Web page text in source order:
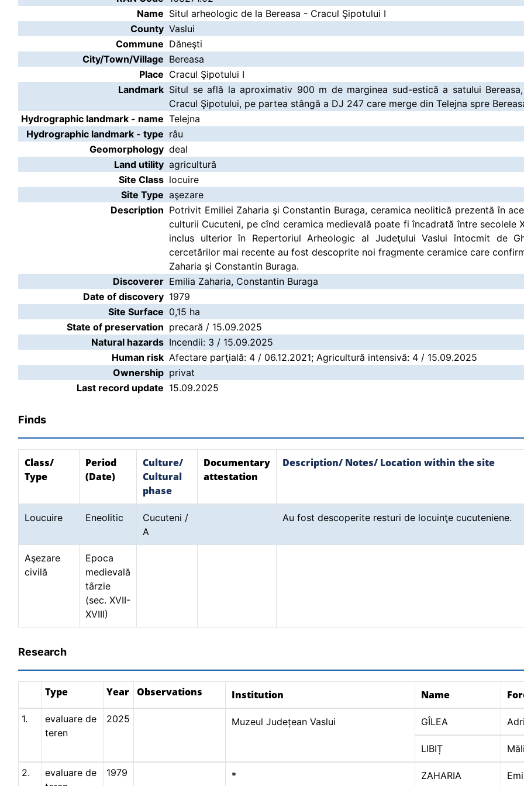
Name Situl arheologic de la Bereasa - Cracul Şipotului I
County Vaslui
Commune Dăneşti
City/Town/Village Bereasa
Place Cracul Şipotului I
Landmark Situl se află la aproximativ 900 m de marginea sud-estică a satului
Cracul Şipotului, pe partea stângă a DJ 247 care merge din Telejna spre
Hydrographic landmark - name Telejna
Hydrographic landmark - type râu
Geomorphology deal
Land utility agricultură
Site Class locuire
Site Type aşezare
Description Potrivit Emiliei Zaharia şi Constantin Buraga, ceramica neolitică prezentă în
culturii Cucuteni, pe cînd ceramica medievală poate fi încadrată între secolele
inclus ulterior în Repertoriul Arheologic al Judeţului Vaslui întocmit de
cercetărilor mai recente au fost descoprite noi fragmente ceramice care
Zaharia şi Constantin Buraga.
Discoverer Emilia Zaharia, Constantin Buraga
Date of discovery 1979
Site Surface 0,15 ha
State of preservation precară / 15.09.2025
Natural hazards Incendii: 3 / 15.09.2025
Human risk Afectare parţială: 4 / 06.12.2021; Agricultură intensivă: 4 / 15.09.2025
Ownership privat
Last record update 15.09.2025
Finds
Class/
Type
Period
(Date)
Culture/
Cultural
phase
Documentary
attestation
Description/ Notes/ Location within the site
Loucuire Eneolitic
Cucuteni /
A
Au fost descoperite resturi de locuinţe cucuteniene.
Aşezare
civilă
Epoca
medievală
târzie
(sec. XVII-
XVIII)
Research
Type Year Observations Institution Name
1.
evaluare de
teren
2025 Muzeul Județean Vaslui GÎLEA
LIBIȚ
2.
evaluare de
1979 * ZAHARIA